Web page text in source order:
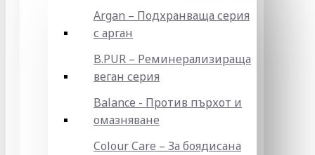
Argan – Подхранваща серия
с арган
B.PUR – Реминерализираща
веган серия
Balance - Против пърхот и
омазняване
Colour Care – За боядисана